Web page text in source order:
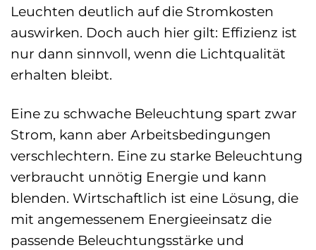
Leuchten deutlich auf die Stromkosten
auswirken. Doch auch hier gilt: Effizienz ist
nur dann sinnvoll, wenn die Lichtqualität
erhalten bleibt.
Eine zu schwache Beleuchtung spart zwar
Strom, kann aber Arbeitsbedingungen
verschlechtern. Eine zu starke Beleuchtung
verbraucht unnötig Energie und kann
blenden. Wirtschaftlich ist eine Lösung, die
mit angemessenem Energieeinsatz die
passende Beleuchtungsstärke und